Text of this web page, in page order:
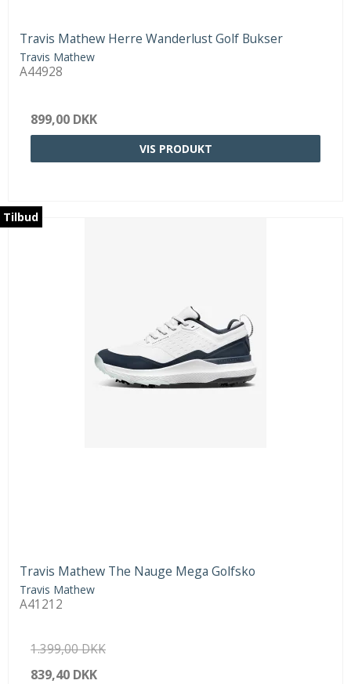
Travis Mathew Herre Wanderlust Golf Bukser
Travis Mathew
A44928
899,00 DKK
VIS PRODUKT
Tilbud
Travis Mathew The Nauge Mega Golfsko
Travis Mathew
A41212
1.399,00 DKK
839,40 DKK